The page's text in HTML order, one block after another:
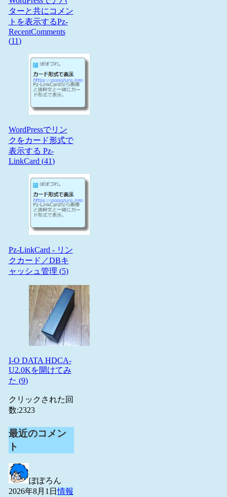
ターと共にコメン
トを表示するPz-
RecentComments
(11)
WordPressでリン
クをカード形式で
表示する Pz-
LinkCard (41)
Pz-LinkCard - リン
クカード／DBキ
ャッシュ管理 (5)
I-O DATA HDCA-
U2.0Kを開けてみ
た (9)
クリックされた回
数:2323
最近のコメン
ト
ぽぽろん
2026年8月1日情報